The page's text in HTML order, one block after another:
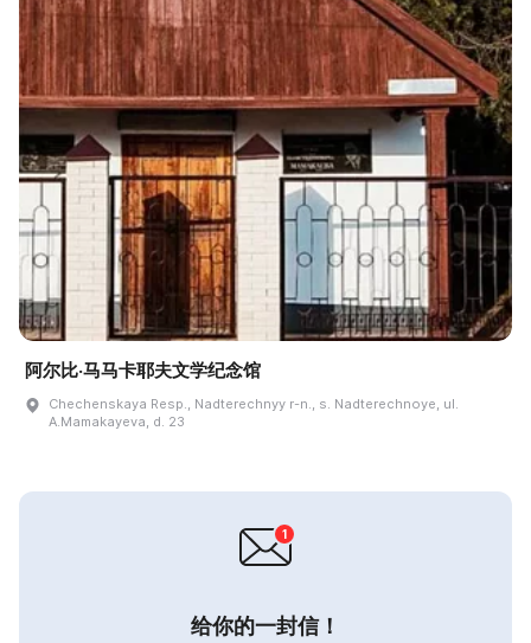
阿尔比·马马卡耶夫文学纪念馆
Chechenskaya Resp., Nadterechnyy r-n., s. Nadterechnoye, ul.
A.Mamakayeva, d. 23
给你的一封信！